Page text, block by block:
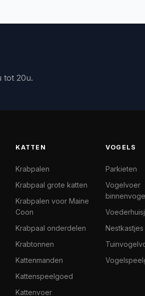
tot 20u.
KATTEN
Krabpalen
Krabpaal grote katten
Krabpalen voor Maine
Coon
Krabpaal onderdelen
Krabtonnen
Kattenmanden
Kattenspeelgoed
Kattenvoer
VOGELS
Parkieten
Vogelvoer